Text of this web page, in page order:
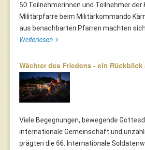
50 Teilnehmerinnen und Teilnehmer der
Militärpfarre beim Militärkommando
aus benachbarten Pfarren machten sich
Weiterlesen
Wächter des Friedens - ein
Viele Begegnungen, bewegende
internationale Gemeinschaft und
prägten die 66. Internationale